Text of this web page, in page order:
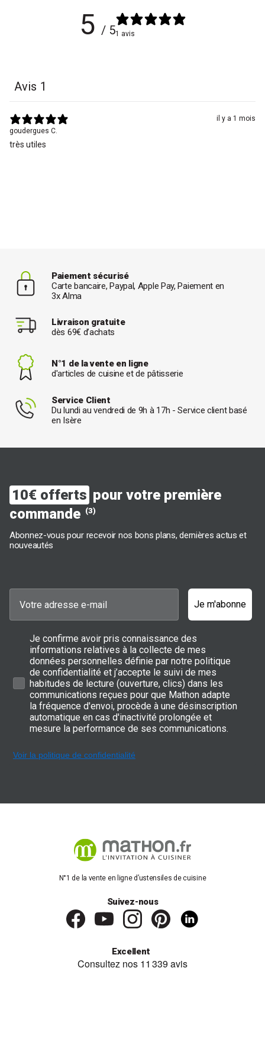
5 / 51 avis
Avis 1
il y a 1 mois
goudergues C.
très utiles
Paiement sécurisé
Carte bancaire, Paypal, Apple Pay, Paiement en
3x Alma
Livraison gratuite
dès 69€ d’achats
N°1 de la vente en ligne
d'articles de cuisine et de pâtisserie
Service Client
Du lundi au vendredi de 9h à 17h - Service client basé
en Isère
10€ offerts pour votre première
commande (3)
Abonnez-vous pour recevoir nos bons plans, dernières actus et
nouveautés
Je m'abonne
Je confirme avoir pris connaissance des
informations relatives à la collecte de mes
données personnelles définie par notre politique
de confidentialité et j’accepte le suivi de mes
habitudes de lecture (ouverture, clics) dans les
communications reçues pour que Mathon adapte
la fréquence d'envoi, procède à une désinscription
automatique en cas d'inactivité prolongée et
mesure la performance de ses communications.
Voir la politique de confidentialité
N°1 de la vente en ligne d’ustensiles de cuisine
Suivez-nous
Excellent